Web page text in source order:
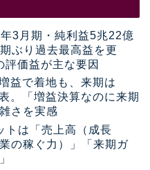
3月期・純利益5兆22億
ぶり過去最高益を更
価益が主な要因
益で着地も、来期は
。「増益決算なのに来期
さを実感
トは「売上高（成長
の稼ぐ力）」「来期ガ